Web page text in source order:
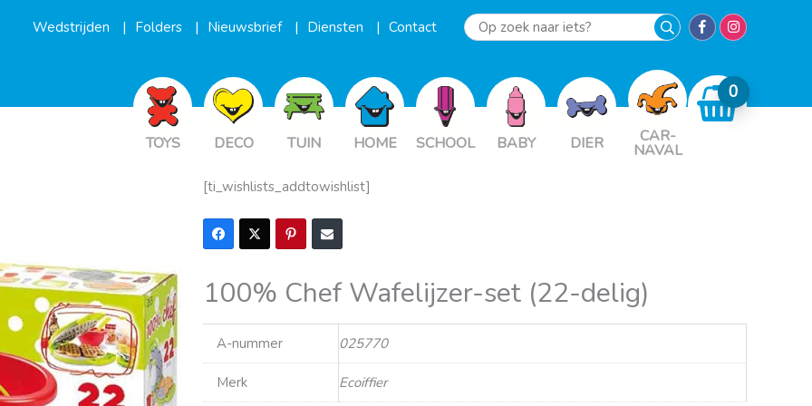
Wedstrijden Folders Nieuwsbrief Diensten Contact
Op
iets?
TOYS DECO TUIN HOME SCHOOL BABY DIER CAR-
NAVAL
[ti_wishlists_addtowishlist]
100% Chef Wafelijzer-set (22-delig)
A-nummer 025770
Merk Ecoiffier